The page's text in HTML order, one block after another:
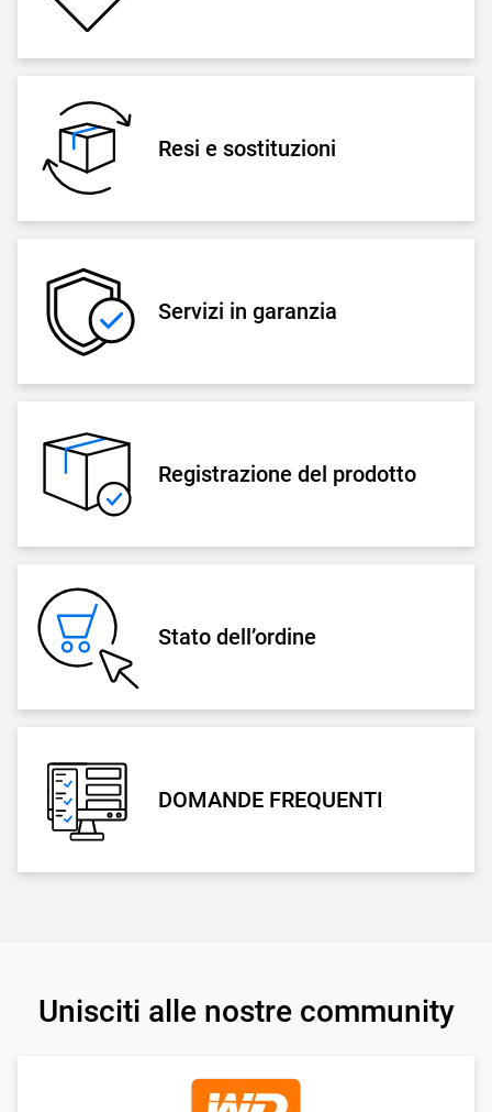
Resi e sostituzioni
Servizi in garanzia
Registrazione del prodotto
Stato dell’ordine
DOMANDE FREQUENTI
Unisciti alle nostre community